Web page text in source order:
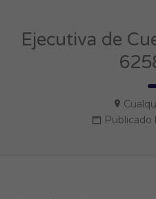
Ejecutiva de
Publicado